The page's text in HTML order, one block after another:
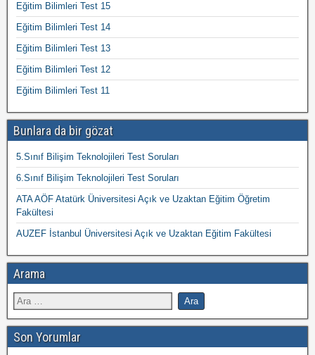
Eğitim Bilimleri Test 15
Eğitim Bilimleri Test 14
Eğitim Bilimleri Test 13
Eğitim Bilimleri Test 12
Eğitim Bilimleri Test 11
Bunlara da bir gözat
5.Sınıf Bilişim Teknolojileri Test Soruları
6.Sınıf Bilişim Teknolojileri Test Soruları
ATA AÖF Atatürk Üniversitesi Açık ve Uzaktan Eğitim Öğretim
Fakültesi
AUZEF İstanbul Üniversitesi Açık ve Uzaktan Eğitim Fakültesi
Arama
Son Yorumlar